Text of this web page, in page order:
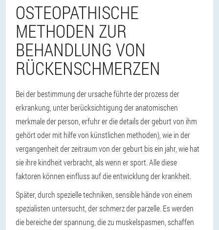
OSTEOPATHISCHE
METHODEN ZUR
BEHANDLUNG VON
RÜCKENSCHMERZEN
Bei der bestimmung der ursache führte der prozess der
erkrankung, unter berücksichtigung der anatomischen
merkmale der person, erfuhr er die details der geburt von ihm
gehört oder mit hilfe von künstlichen methoden), wie in der
vergangenheit der zeitraum von der geburt bis ein jahr, wie hat
sie ihre kindheit verbracht, als wenn er sport. Alle diese
faktoren können einfluss auf die entwicklung der krankheit.
Später, durch spezielle techniken, sensible hände von einem
spezialisten untersucht, der schmerz der parzelle. Es werden
die bereiche der spannung, die zu muskelspasmen, schaffen